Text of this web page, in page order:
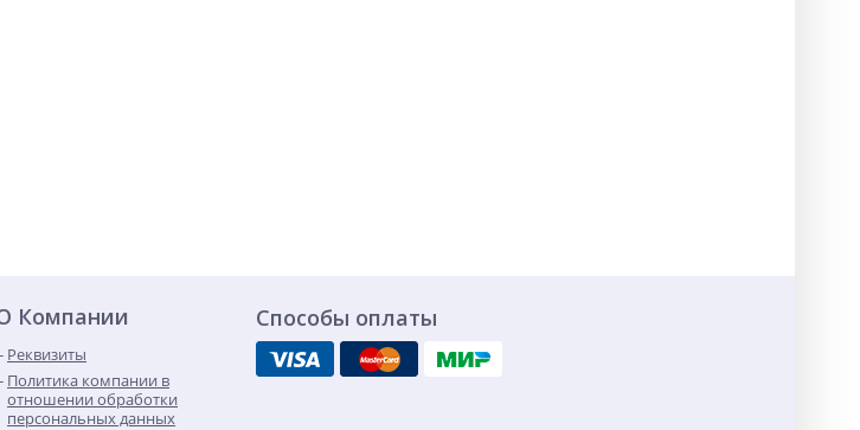
Компании
Реквизиты
Политика компании в
отношении обработки
персональных данных
Способы оплаты